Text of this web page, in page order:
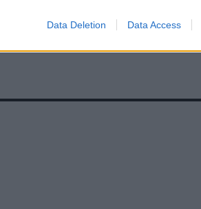
Data Deletion Data Access